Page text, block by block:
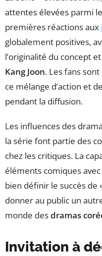
attentes élevées parmi
premières réactions aux
globalement positives,
l’originalité du concept
Kang Joon. Les fans
ce mélange d’action et
pendant la diffusion.
Les influences des
la série font partie des
chez les critiques. La
éléments comiques
bien définir le succès de
donner au public un
monde desdramas
Invitation à